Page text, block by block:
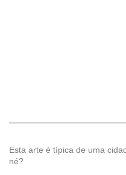
Esta arte é típica de uma
né?